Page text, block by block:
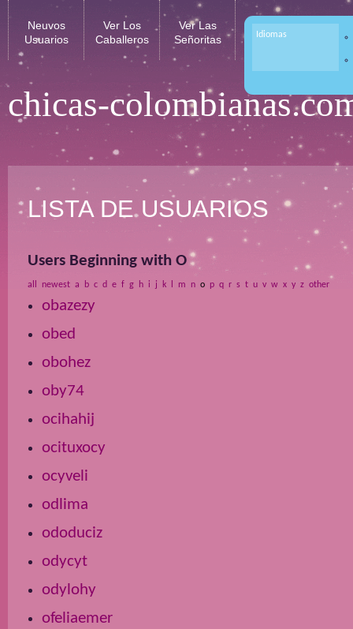
chicas-
Neuvos
Usuarios
Ver Los
Caballeros
Ver Las
Señoritas
Idiomas
LISTA DE USUARIOS
Users Beginning with O
all newest a b c d e f g h i j k m n o p q r s t u v w x y z other
obazezy
obed
obohez
oby74
ocihahij
ocituxocy
ocyveli
odlima
ododuciz
odycyt
odylohy
ofeliaemer